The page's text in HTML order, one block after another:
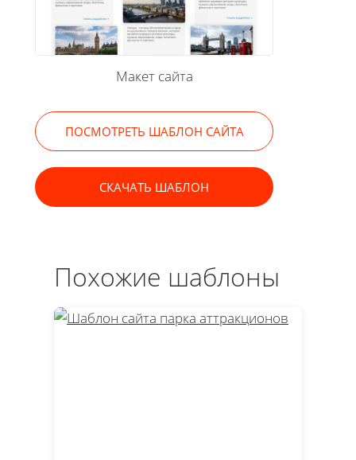
Макет сайта
ПОСМОТРЕТЬ ШАБЛОН САЙТА
СКАЧАТЬ ШАБЛОН
Похожие шаблоны